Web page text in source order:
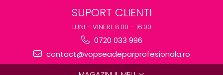
SUPORT CLIENTI
LUNI - VINERI: 8:00 - 16:00
0720 033 996
contact@vopseadeparprofesionala.ro